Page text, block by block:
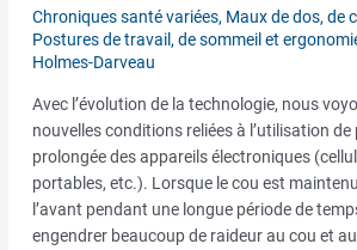
Chroniques santé variées, Maux de dos, de
Postures de travail, de sommeil et
Holmes-Darveau
Avec l’évolution de la technologie, nous
nouvelles conditions reliées à l’utilisation de
prolongée des appareils électroniques
portables, etc.). Lorsque le cou est
l’avant pendant une longue période de
engendrer beaucoup de raideur au cou et
du
cou